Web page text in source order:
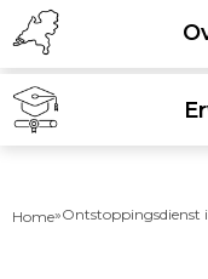
Home»Ontstoppingsdienst